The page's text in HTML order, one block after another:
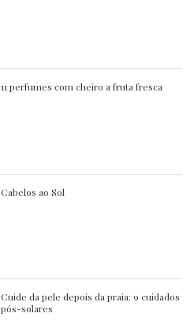
11 perfumes com cheiro a fruta fresca
Cabelos ao Sol
Cuide da pele depois da praia: 9 cuidados
pós-solares